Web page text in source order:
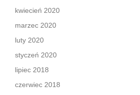
kwiecień 2020
marzec 2020
luty 2020
styczeń 2020
lipiec 2018
czerwiec 2018